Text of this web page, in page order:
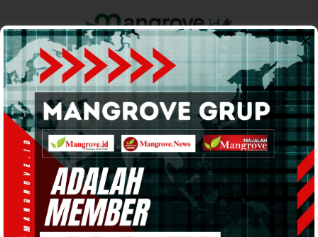
Home Pemerintahan Ekonomi & Bisnis Info Tanah Papua
Support by